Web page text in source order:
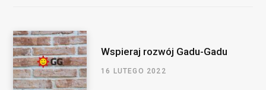
Wspieraj rozwój Gadu-Gadu
16 LUTEGO 2022